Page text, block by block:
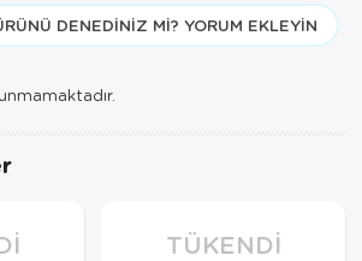
DENEDINIZ MI? YORUM EKLEYIN
TÜKENDI